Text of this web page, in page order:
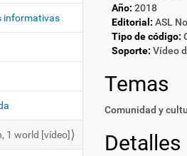
Año: 2018
Editorial: ASL
Tipo de código:
Soporte: Vídeo
Temas
Comunidad y
Detalles
informativas
1 world [vídeo]